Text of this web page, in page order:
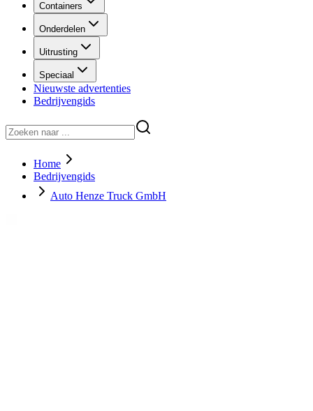
Containers
Onderdelen
Uitrusting
Speciaal
Nieuwste advertenties
Bedrijvengids
Home
Bedrijvengids
Auto Henze Truck GmbH